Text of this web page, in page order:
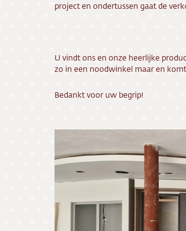
project en ondertussen gaat de
U vindt ons en onze heerlijke
zo in een noodwinkel maar en
Bedankt voor uw begrip!